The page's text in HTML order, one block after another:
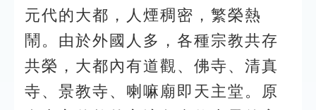
元代的大都，人煙稠密，繁榮熱
鬧。由於外國人多，各種宗教共存
共榮，大都內有道觀、佛寺、清真
寺、景教寺、喇嘛廟即天主堂。原